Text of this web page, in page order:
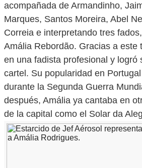
acompañada de Armandinho,
Marques, Santos Moreira, Abel
Correia e interpretando tres
Amália Rebordão. Gracias a este
en una fadista profesional y logró
cartel. Su popularidad en
durante la Segunda Guerra
después, Amália ya cantaba en
de la capital como el Solar da